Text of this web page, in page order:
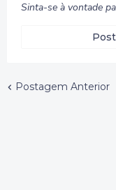
Sinta-se à vontade
Postagem Anterior